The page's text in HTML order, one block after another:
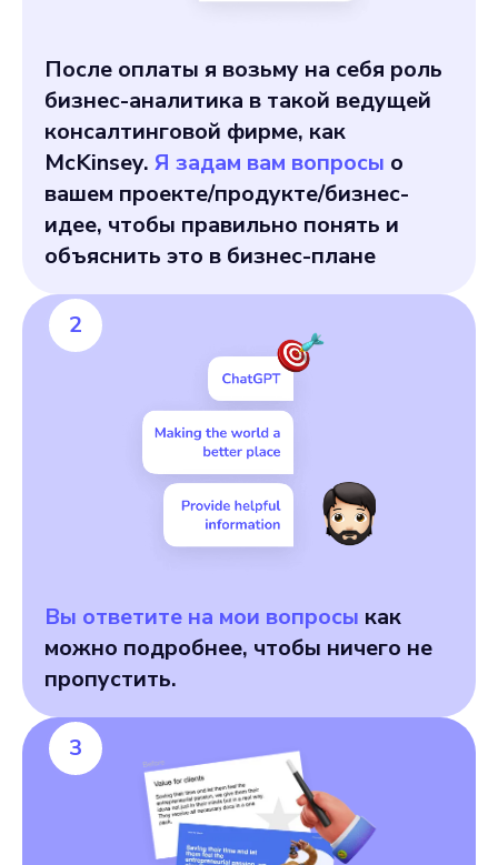
После оплаты я возьму на себя роль
бизнес-аналитика в такой ведущей
консалтинговой фирме, как
McKinsey. Я задам вам вопросы о
вашем проекте/продукте/бизнес-
идее, чтобы правильно понять и
объяснить это в бизнес-плане
Вы ответите на мои вопросы как
можно подробнее, чтобы ничего не
пропустить.
2
3